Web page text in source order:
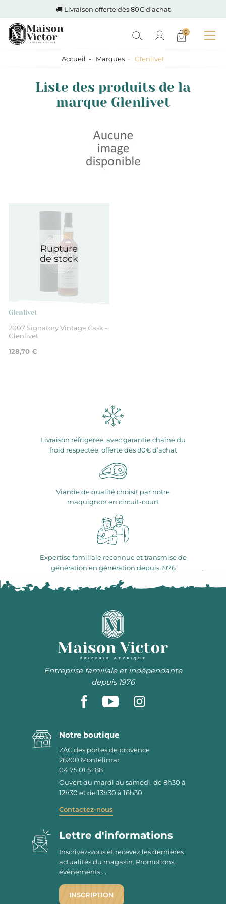
🚚 Livraison offerte dès 80€ d’achat
0
Accueil Marques Glenlivet
Liste des produits de la
marque Glenlivet
Rupture
de stock
Glenlivet
2007 Signatory Vintage Cask -
Glenlivet
128,70 €
Livraison réfrigérée, avec garantie chaîne du
froid respectée, offerte dès 80€ d’achat
Viande de qualité choisit par notre
maquignon en circuit-court
Expertise familiale reconnue et transmise de
génération en génération depuis 1976
ÉPICERIE ATYPIQUE
Entreprise familiale et indépendante
depuis 1976
Notre boutique
ZAC des portes de provence
26200 Montélimar
04 75 01 51 88
Ouvert du mardi au samedi, de 8h30 à
12h30 et de 13h30 à 16h30
Contactez-nous
Lettre d'informations
Inscrivez-vous et recevez les dernières
actualités du magasin. Promotions,
évènements ...
INSCRIPTION